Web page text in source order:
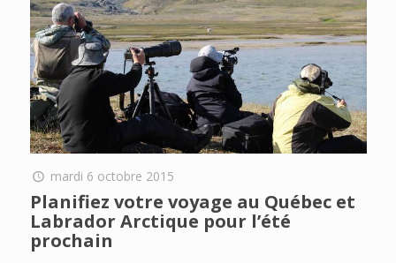
mardi 6 octobre 2015
Planifiez votre voyage au Québec et
Labrador Arctique pour l’été
prochain